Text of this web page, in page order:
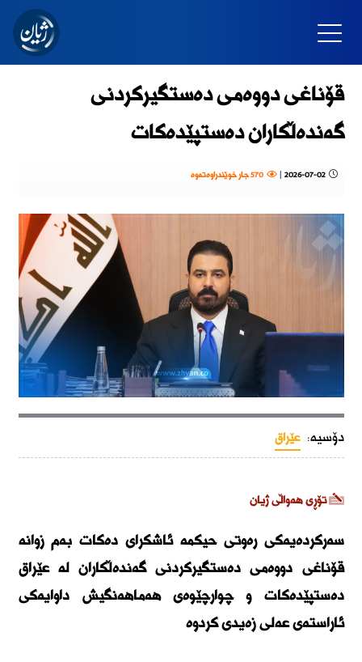
قۆناغی دووەمی دەستگیرکردنی
گەندەڵکاران دەستپێدەکات
2026-07-02
| 570 جار خوێندراوەتەوە
دۆسیە:عێراق
تۆڕی هەواڵی ژیان
سەرکردەیەکی رەوتی حیکمە ئاشکرای دەکات بەم زوانە
قۆناغی دووەمی دەستگیرکردنی گەندەڵکاران لە عێراق
دەستپێدەکات و چوارچێوەی هەماهەنگیش داوایەکی
ئاراستەی عەلی زەیدی کردوە